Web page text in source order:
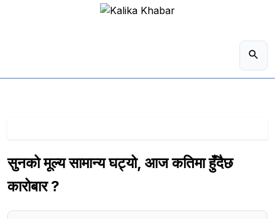
सुनको मूल्य सामान्य घट्यो, आज कतिमा हुँदैछ
कारोबार ?